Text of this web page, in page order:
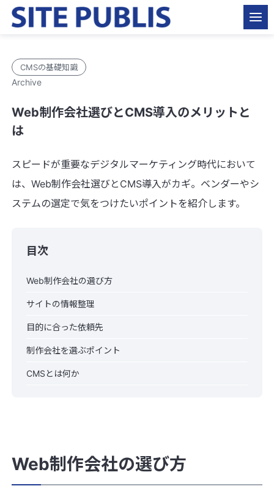
CMSの基礎知識
Archive
Web制作会社選びとCMS導入のメリットと
は
スピードが重要なデジタルマーケティング時代において
は、Web制作会社選びとCMS導入がカギ。ベンダーやシ
ステムの選定で気をつけたいポイントを紹介します。
目次
Web制作会社の選び方
サイトの情報整理
目的に合った依頼先
制作会社を選ぶポイント
CMSとは何か
Web制作会社の選び方